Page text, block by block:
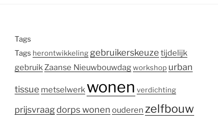
Tags
Tags herontwikkeling gebruikerskeuze tijdelijk
gebruikZaanse Nieuwbouwdagworkshop urban
tissue metselwerk wonen verdichting
prijsvraagdorps wonen ouderen zelfbouw